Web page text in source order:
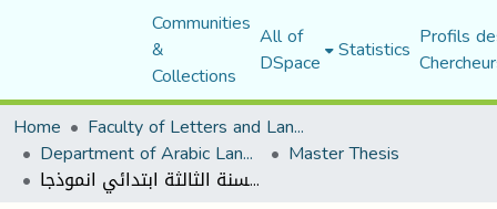
Communities
&
Collections
All of
DSpace Statistics Profils
Home
Faculty of Letters and Languages
Department of Arabic Language and Literature Master Thesis
تقويم تعليم اللغة العربية في إطار المقاربة بالكفاءات السنة الثالثة ابتدائي انموذجا